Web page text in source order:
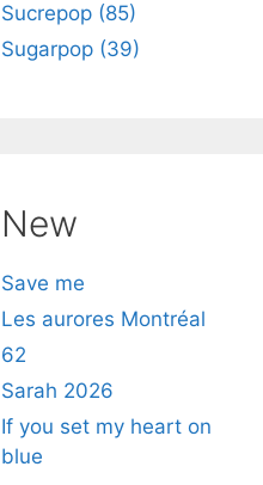
Sucrepop (85)
Sugarpop (39)
New
Save me
Les aurores Montréal
62
Sarah 2026
If you set my heart on
blue